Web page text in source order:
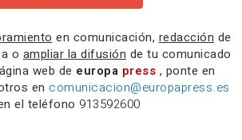
en comunicación, redacción de
o ampliar la difusión de tu comunicado
web de europa press , ponte en
en comunicacion@europapress.es
el teléfono 913592600